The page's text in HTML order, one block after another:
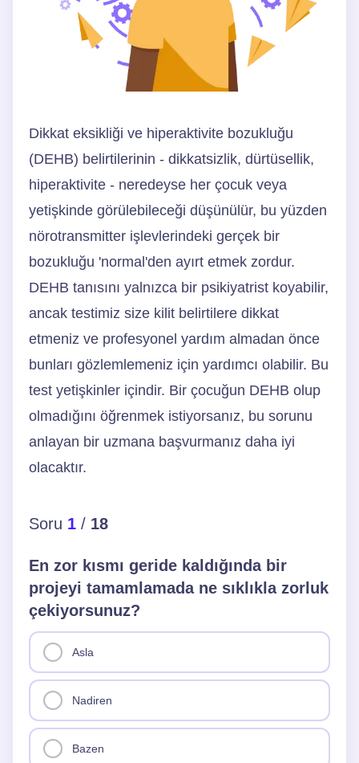
Dikkat eksikliği ve hiperaktivite bozukluğu
(DEHB) belirtilerinin - dikkatsizlik, dürtüsellik,
hiperaktivite - neredeyse her çocuk veya
yetişkinde görülebileceği düşünülür, bu yüzden
nörotransmitter işlevlerindeki gerçek bir
bozukluğu 'normal'den ayırt etmek zordur.
DEHB tanısını yalnızca bir psikiyatrist koyabilir,
ancak testimiz size kilit belirtilere dikkat
etmeniz ve profesyonel yardım almadan önce
bunları gözlemlemeniz için yardımcı olabilir. Bu
test yetişkinler içindir. Bir çocuğun DEHB olup
olmadığını öğrenmek istiyorsanız, bu sorunu
anlayan bir uzmana başvurmanız daha iyi
olacaktır.
Soru 1 / 18
En zor kısmı geride kaldığında bir
projeyi tamamlamada ne sıklıkla zorluk
çekiyorsunuz?
Asla
Nadiren
Bazen